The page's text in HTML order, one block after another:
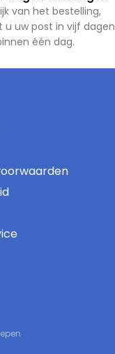
van het bestelling,
u uw post in vijf dagen
één dag.